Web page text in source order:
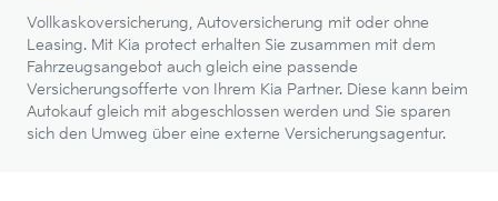
Vollkaskoversicherung, Autoversicherung mit oder ohne
Leasing. Mit Kia protect erhalten Sie zusammen mit dem
Fahrzeugsangebot auch gleich eine passende
Versicherungsofferte von Ihrem Kia Partner. Diese kann beim
Autokauf gleich mit abgeschlossen werden und Sie sparen
sich den Umweg über eine externe Versicherungsagentur.